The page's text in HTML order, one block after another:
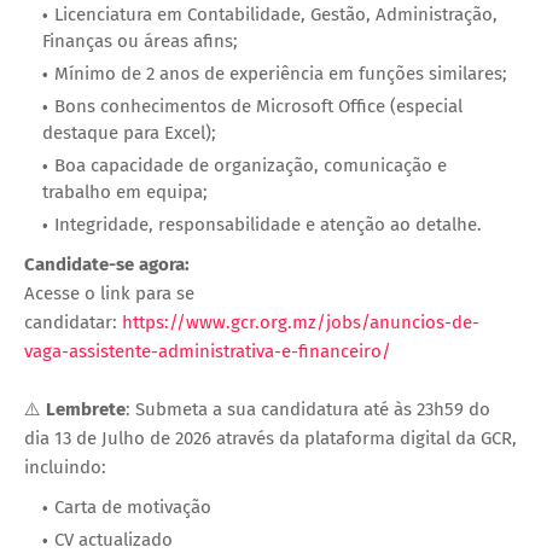
Licenciatura em Contabilidade, Gestão, Administração,
Finanças ou áreas afins;
Mínimo de 2 anos de experiência em funções similares;
Bons conhecimentos de Microsoft Office (especial
destaque para Excel);
Boa capacidade de organização, comunicação e
trabalho em equipa;
Integridade, responsabilidade e atenção ao detalhe.
Candidate-se agora:
Acesse o link para se
candidatar: https://www.gcr.org.mz/jobs/anuncios-de-
vaga-assistente-administrativa-e-financeiro/
⚠️ Lembrete: Submeta a sua candidatura até às 23h59 do
dia 13 de Julho de 2026 através da plataforma digital da GCR,
incluindo:
Carta de motivação
CV actualizado